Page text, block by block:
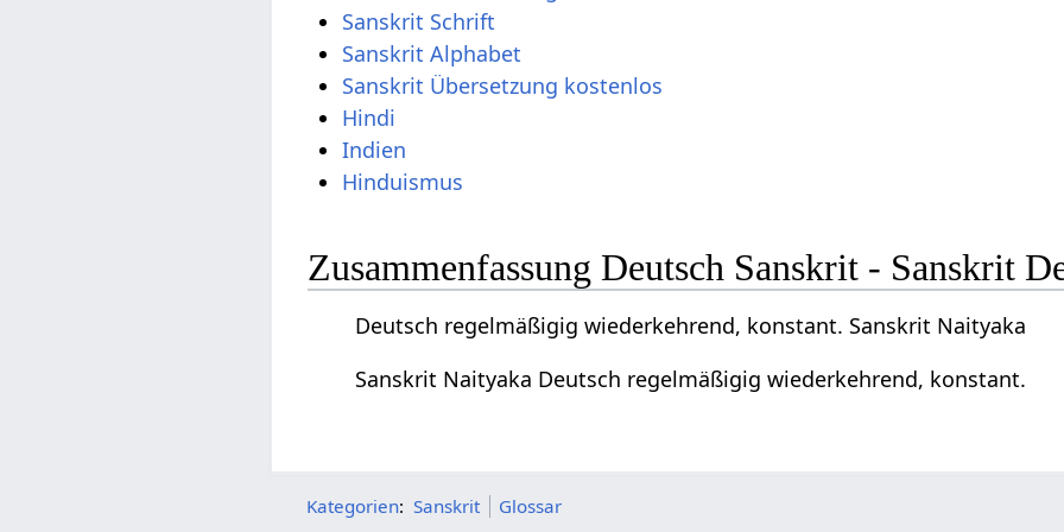
Sanskrit Schrift
Sanskrit Alphabet
Sanskrit Übersetzung kostenlos
Hindi
Indien
Hinduismus
Zusammenfassung Deutsch Sanskrit - Sanskrit
Deutsch regelmäßigig wiederkehrend, konstant. Sanskrit Naityaka
Sanskrit Naityaka Deutsch regelmäßigig wiederkehrend, konstant.
Kategorien: Sanskrit Glossar